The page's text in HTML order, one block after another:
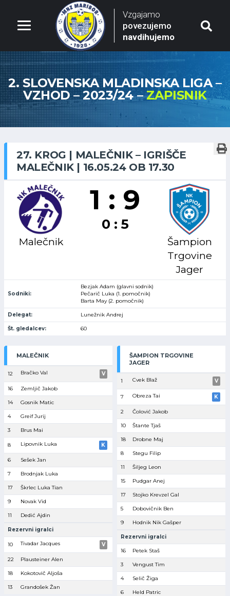
Vzgajamo
povezujemo
navdihujemo
2. SLOVENSKA MLADINSKA LIGA –
VZHOD – 2023/24 –ZAPISNIK
27. KROG | MALEČNIK – IGRIŠČE
MALEČNIK | 16.05.24 OB 17.30
Malečnik
1 : 9
0 : 5
Šampion
Trgovine
Jager
Sodniki:
Bezjak Adam (glavni sodnik)
Pečarič Luka (1. pomočnik)
Barta May (2. pomočnik)
Delegat: Lunežnik Andrej
Št. gledalcev: 60
MALEČNIK
12 Bračko Val V
16 Zemljič Jakob
14 Gosnik Matic
4 Greif Jurij
3 Brus Mai
8 Lipovnik Luka K
6 Sešek Jan
7 Brodnjak Luka
17 Škrlec Luka Tian
9 Novak Vid
11 Dedić Ajdin
Rezervni igralci
10 Tivadar Jacques V
22 Plausteiner Alen
18 Kokotovič Aljoša
13 Grandošek Žan
ŠAMPION TRGOVINE
JAGER
1 Cvek Blaž V
7 Obreza Tai K
2 Čolović Jakob
10 Štante Tjaš
18 Drobne Maj
8 Stegu Filip
11 Šiljeg Leon
15 Pudgar Anej
17 Stojko Krevzel Gal
5 Dobovičnik Ben
9 Hodnik Nik Gašper
Rezervni igralci
16 Petek Staš
3 Vengust Tim
4 Selič Žiga
6 Held Patric